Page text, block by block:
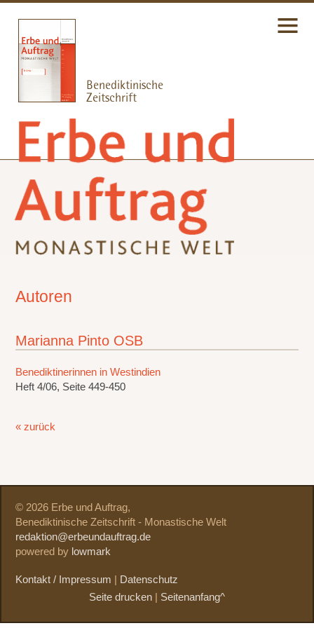
Autoren
Marianna Pinto OSB
Benediktinerinnen in Westindien
Heft 4/06, Seite 449-450
« zurück
© 2026 Erbe und Auftrag,
Benediktinische Zeitschrift - Monastische Welt
redaktion@erbeundauftrag.de
powered by lowmark
Kontakt / Impressum
Datenschutz
Seite drucken
Seitenanfang^